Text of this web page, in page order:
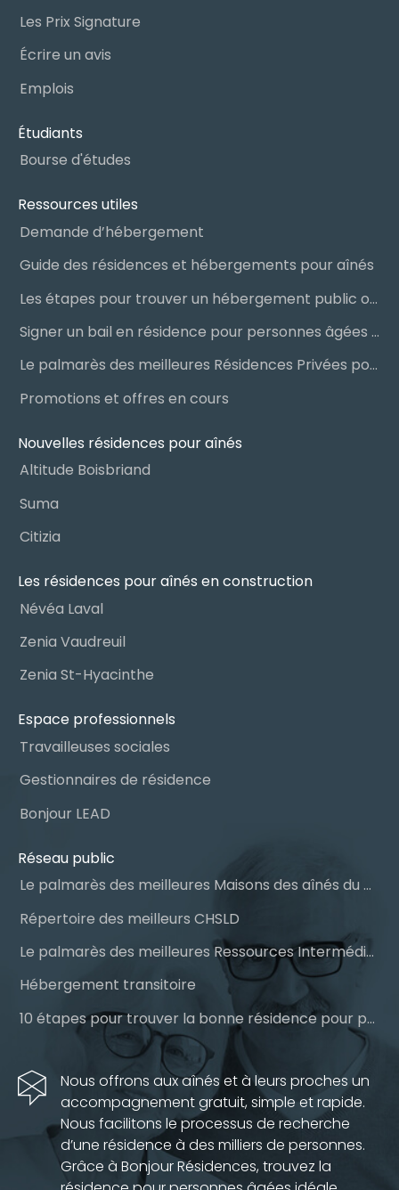
Les Prix Signature
Écrire un avis
Emplois
Étudiants
Bourse d'études
Ressources utiles
Demande d’hébergement
Guide des résidences et hébergements pour aînés
Les étapes pour trouver un hébergement public ou privé
Signer un bail en résidence pour personnes âgées (RPA) : ce qu’il faut savoir
Le palmarès des meilleures Résidences Privées pour Aînés (RPA)
Promotions et offres en cours
Nouvelles résidences pour aînés
Altitude Boisbriand
Suma
Citizia
Les résidences pour aînés en construction
Névéa Laval
Zenia Vaudreuil
Zenia St-Hyacinthe
Espace professionnels
Travailleuses sociales
Gestionnaires de résidence
Bonjour LEAD
Réseau public
Le palmarès des meilleures Maisons des aînés du Québec
Répertoire des meilleurs CHSLD
Le palmarès des meilleures Ressources Intermédiaires (RI)
Hébergement transitoire
10 étapes pour trouver la bonne résidence pour personnes âgées
Nous offrons aux aînés et à leurs proches un
accompagnement gratuit, simple et rapide.
Nous facilitons le processus de recherche
d’une résidence à des milliers de personnes.
Grâce à Bonjour Résidences, trouvez la